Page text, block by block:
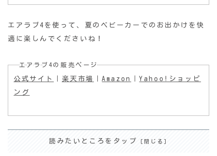
エアラブ4を使って、夏のベビーカーでのお出かけを快
適に楽しんでくださいね！
エアラブ4の販売ページ
公式サイト 楽天市場 ｜Amazon ｜Yahoo!ショッピ
ング
読みたいところをタップ